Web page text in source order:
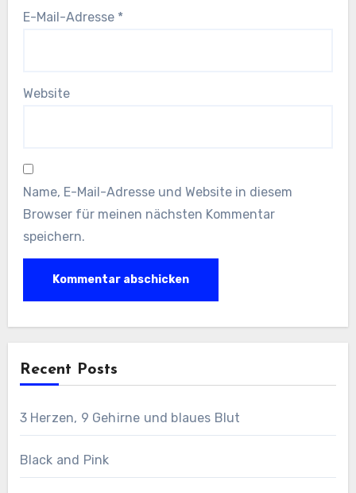
E-Mail-Adresse *
Website
Name, E-Mail-Adresse und Website in diesem
Browser für meinen nächsten Kommentar
speichern.
Recent Posts
3 Herzen, 9 Gehirne und blaues Blut
Black and Pink